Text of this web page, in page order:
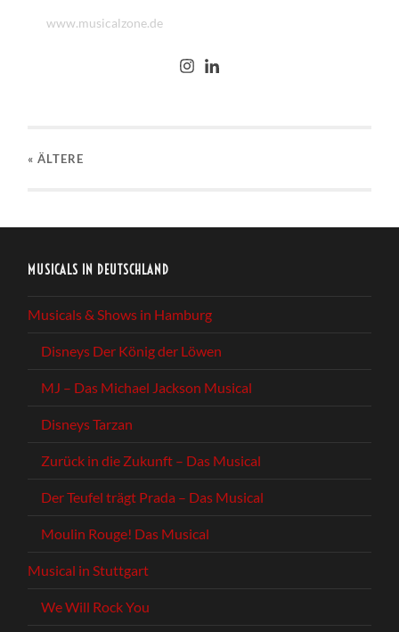
www.musicalzone.de
« ÄLTERE
MUSICALS IN DEUTSCHLAND
Musicals & Shows in Hamburg
Disneys Der König der Löwen
MJ – Das Michael Jackson Musical
Disneys Tarzan
Zurück in die Zukunft – Das Musical
Der Teufel trägt Prada – Das Musical
Moulin Rouge! Das Musical
Musical in Stuttgart
We Will Rock You